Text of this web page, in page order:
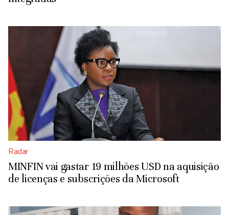
Radar
MINFIN vai gastar 19 milhões USD na aquisição
de licenças e subscrições da Microsoft